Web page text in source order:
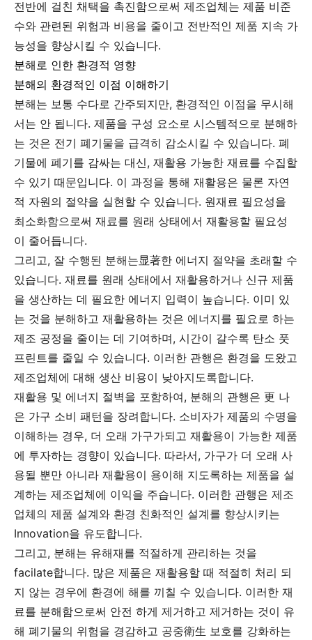
전반에 걸친 채택을 촉진함으로써 제조업체는 제품 비준
수와 관련된 위험과 비용을 줄이고 전반적인 제품 지속 가
능성을 향상시킬 수 있습니다.
분해로 인한 환경적 영향
분해의 환경적인 이점 이해하기
분해는 보통 수다로 간주되지만, 환경적인 이점을 무시해
서는 안 됩니다. 제품을 구성 요소로 시스템적으로 분해하
는 것은 전기 폐기물을 급격히 감소시킬 수 있습니다. 폐
기물에 폐기를 감싸는 대신, 재활용 가능한 재료를 수집할
수 있기 때문입니다. 이 과정을 통해 재활용은 물론 자연
적 자원의 절약을 실현할 수 있습니다. 원재료 필요성을
최소화함으로써 재료를 원래 상태에서 재활용할 필요성
이 줄어듭니다.
그리고, 잘 수행된 분해는显著한 에너지 절약을 초래할 수
있습니다. 재료를 원래 상태에서 재활용하거나 신규 제품
을 생산하는 데 필요한 에너지 입력이 높습니다. 이미 있
는 것을 분해하고 재활용하는 것은 에너지를 필요로 하는
제조 공정을 줄이는 데 기여하며, 시간이 갈수록 탄소 풋
프린트를 줄일 수 있습니다. 이러한 관행은 환경을 도왔고
제조업체에 대해 생산 비용이 낮아지도록합니다.
재활용 및 에너지 절벽을 포함하여, 분해의 관행은 更 나
은 가구 소비 패턴을 장려합니다. 소비자가 제품의 수명을
이해하는 경우, 더 오래 가구가되고 재활용이 가능한 제품
에 투자하는 경향이 있습니다. 따라서, 가구가 더 오래 사
용될 뿐만 아니라 재활용이 용이해 지도록하는 제품을 설
계하는 제조업체에 이익을 주습니다. 이러한 관행은 제조
업체의 제품 설계와 환경 친화적인 설계를 향상시키는
Innovation을 유도합니다.
그리고, 분해는 유해재를 적절하게 관리하는 것을
facilate합니다. 많은 제품은 재활용할 때 적절히 처리 되
지 않는 경우에 환경에 해를 끼칠 수 있습니다. 이러한 재
료를 분해함으로써 안전 하게 제거하고 제거하는 것이 유
해 폐기물의 위험을 경감하고 공중衛生 보호를 강화하는